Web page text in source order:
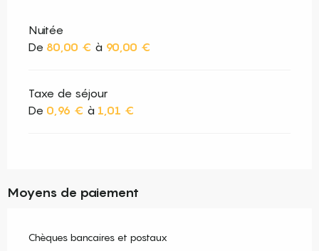
Nuitée
De 80,00 € à 90,00 €
Taxe de séjour
De 0,96 € à 1,01 €
Moyens de paiement
Chèques bancaires et postaux